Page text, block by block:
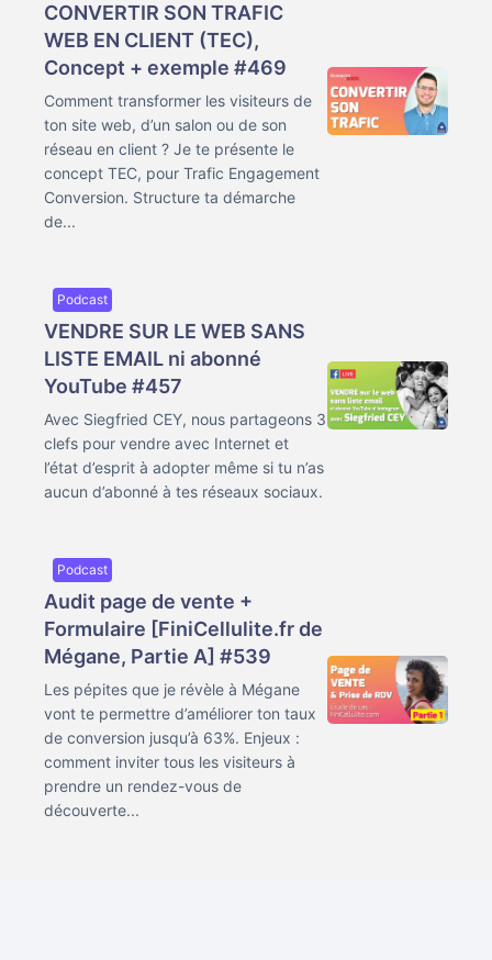
CONVERTIR SON TRAFIC
WEB EN CLIENT (TEC),
Concept + exemple #469
Comment transformer les visiteurs de
ton site web, d’un salon ou de son
réseau en client ? Je te présente le
concept TEC, pour Trafic Engagement
Conversion. Structure ta démarche
de...
Podcast
VENDRE SUR LE WEB SANS
LISTE EMAIL ni abonné
YouTube #457
Avec Siegfried CEY, nous partageons 3
clefs pour vendre avec Internet et
l’état d’esprit à adopter même si tu n’as
aucun d’abonné à tes réseaux sociaux.
Podcast
Audit page de vente +
Formulaire [FiniCellulite.fr de
Mégane, Partie A] #539
Les pépites que je révèle à Mégane
vont te permettre d’améliorer ton taux
de conversion jusqu’à 63%. Enjeux :
comment inviter tous les visiteurs à
prendre un rendez-vous de
découverte...